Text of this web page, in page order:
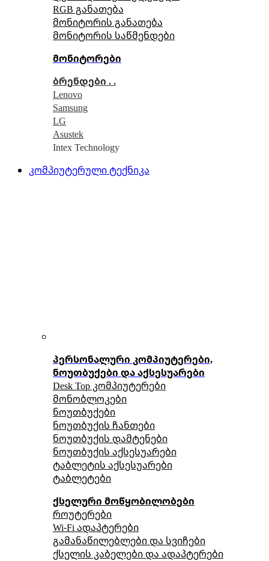
RGB განათება
მონიტორის განათება
მონიტორის საწმენდები
მონიტორები
ბრენდები . .
Lenovo
Samsung
LG
Asustek
Intex Technology
კომპიუტერული ტექნიკა
პერსონალური კომპიუტერები,
ნოუთბუქები და აქსესუარები
Desk Top კომპიუტერები
მონობლოკები
ნოუთბუქები
ნოუთბუქის ჩანთები
ნოუთბუქის დამტენები
ნოუთბუქის აქსესუარები
ტაბლეტის აქსესუარები
ტაბლეტები
ქსელური მოწყობილობები
როუტერები
Wi-Fi ადაპტერები
გამანაწილებლები და სვიჩები
ქსელის კაბელები და ადაპტერები